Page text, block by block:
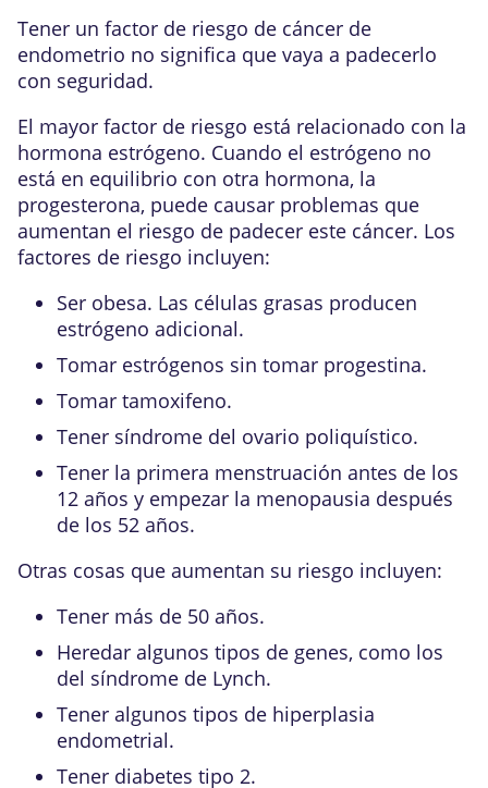
Tener un factor de riesgo de cáncer de
endometrio no significa que vaya a padecerlo
con seguridad.
El mayor factor de riesgo está relacionado con la
hormona estrógeno. Cuando el estrógeno no
está en equilibrio con otra hormona, la
progesterona, puede causar problemas que
aumentan el riesgo de padecer este cáncer. Los
factores de riesgo incluyen:
Ser obesa. Las células grasas producen
estrógeno adicional.
Tomar estrógenos sin tomar progestina.
Tomar tamoxifeno.
Tener síndrome del ovario poliquístico.
Tener la primera menstruación antes de los
12 años y empezar la menopausia después
de los 52 años.
Otras cosas que aumentan su riesgo incluyen:
Tener más de 50 años.
Heredar algunos tipos de genes, como los
del síndrome de Lynch.
Tener algunos tipos de hiperplasia
endometrial.
Tener diabetes tipo 2.